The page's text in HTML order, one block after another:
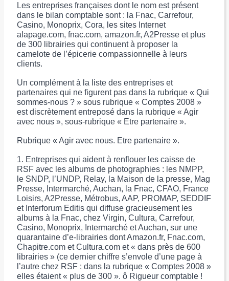
Les entreprises françaises dont le nom est présent
dans le bilan comptable sont : la Fnac, Carrefour,
Casino, Monoprix, Cora, les sites Internet
alapage.com, fnac.com, amazon.fr, A2Presse et plus
de 300 librairies qui continuent à proposer la
camelote de l’épicerie compassionnelle à leurs
clients.
Un complément à la liste des entreprises et
partenaires qui ne figurent pas dans la rubrique « Qui
sommes-nous ? » sous rubrique « Comptes 2008 »
est discrètement entreposé dans la rubrique « Agir
avec nous », sous-rubrique « Etre partenaire ».
Rubrique « Agir avec nous. Etre partenaire ».
1. Entreprises qui aident à renflouer les caisse de
RSF avec les albums de photographies : les NMPP,
le SNDP, l’UNDP, Relay, la Maison de la presse, Mag
Presse, Intermarché, Auchan, la Fnac, CFAO, France
Loisirs, A2Presse, Métrobus, AAP, PROMAP, SEDDIF
et Interforum Editis qui diffuse gracieusement les
albums à la Fnac, chez Virgin, Cultura, Carrefour,
Casino, Monoprix, Intermarché et Auchan, sur une
quarantaine d’e-librairies dont Amazon.fr, Fnac.com,
Chapitre.com et Cultura.com et « dans près de 600
librairies » (ce dernier chiffre s’envole d’une page à
l’autre chez RSF : dans la rubrique « Comptes 2008 »
elles étaient « plus de 300 ». ô Rigueur comptable !